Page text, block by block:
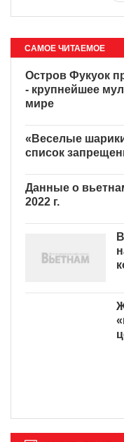
САМОЕ ЧИТАЕМОЕ
Остров Фукуок
- крупнейшее
мире
«Веселые
список
Данные о
2022 г.
Журнал ОАЭ
туристическим